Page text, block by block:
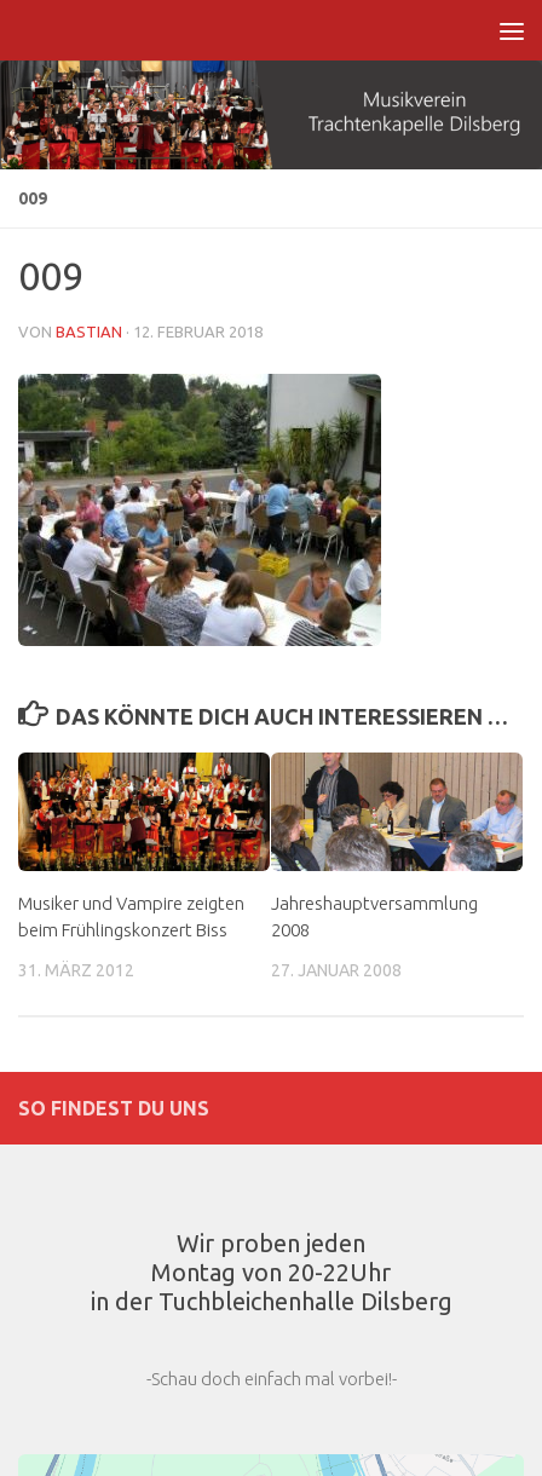
009
009
VON BASTIAN · 12. FEBRUAR 2018
DAS KÖNNTE DICH AUCH INTERESSIEREN …
Musiker und Vampire zeigten
beim Frühlingskonzert Biss
31. MÄRZ 2012
Jahreshauptversammlung
2008
27. JANUAR 2008
SO FINDEST DU UNS
Wir proben jeden
Montag von 20-22Uhr
in der Tuchbleichenhalle Dilsberg
-Schau doch einfach mal vorbei!-